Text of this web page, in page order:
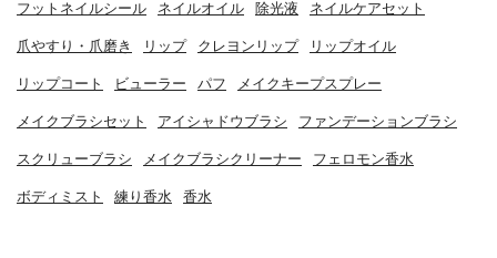
フットネイルシール ネイルオイル 除光液 ネイルケアセット
爪やすり・爪磨き リップ クレヨンリップ リップオイル
リップコート ビューラー パフ メイクキープスプレー
メイクブラシセット アイシャドウブラシ ファンデーションブラシ
スクリューブラシ メイクブラシクリーナー フェロモン香水
ボディミスト 練り香水 香水